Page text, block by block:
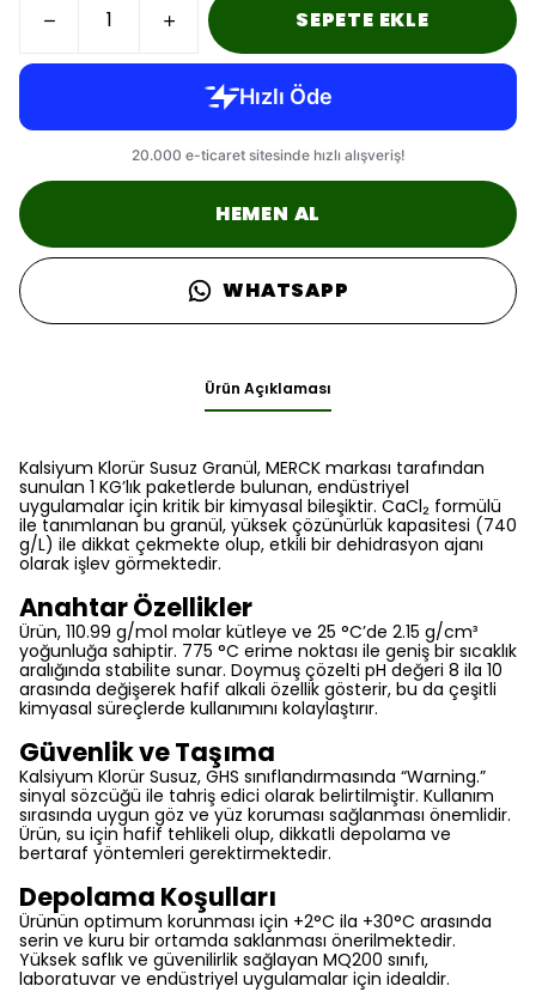
SEPETE EKLE
HEMEN AL
WHATSAPP
Ürün Açıklaması
Kalsiyum Klorür Susuz Granül, MERCK markası tarafından
sunulan 1 KG’lık paketlerde bulunan, endüstriyel
uygulamalar için kritik bir kimyasal bileşiktir. CaCl₂ formülü
ile tanımlanan bu granül, yüksek çözünürlük kapasitesi (740
g/L) ile dikkat çekmekte olup, etkili bir dehidrasyon ajanı
olarak işlev görmektedir.
Anahtar Özellikler
Ürün, 110.99 g/mol molar kütleye ve 25 °C’de 2.15 g/cm³
yoğunluğa sahiptir. 775 °C erime noktası ile geniş bir sıcaklık
aralığında stabilite sunar. Doymuş çözelti pH değeri 8 ila 10
arasında değişerek hafif alkali özellik gösterir, bu da çeşitli
kimyasal süreçlerde kullanımını kolaylaştırır.
Güvenlik ve Taşıma
Kalsiyum Klorür Susuz, GHS sınıflandırmasında “Warning.”
sinyal sözcüğü ile tahriş edici olarak belirtilmiştir. Kullanım
sırasında uygun göz ve yüz koruması sağlanması önemlidir.
Ürün, su için hafif tehlikeli olup, dikkatli depolama ve
bertaraf yöntemleri gerektirmektedir.
Depolama Koşulları
Ürünün optimum korunması için +2°C ila +30°C arasında
serin ve kuru bir ortamda saklanması önerilmektedir.
Yüksek saflık ve güvenilirlik sağlayan MQ200 sınıfı,
laboratuvar ve endüstriyel uygulamalar için idealdir.